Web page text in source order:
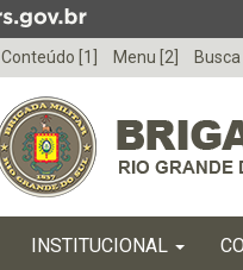
Conteúdo [1] Menu [2] Busca
do
INICIAL
INSTITUCIONAL